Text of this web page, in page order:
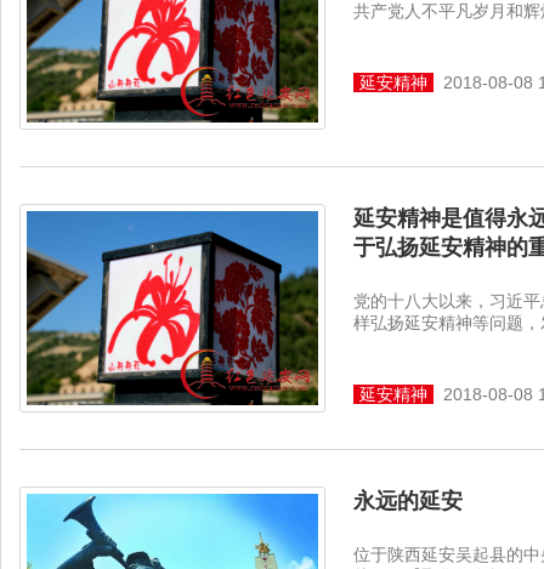
共产党人不平凡岁月和
延安精神 2018-08-08
延安精神是值得永
于弘扬延安精神的
党的十八大以来，习近
样弘扬延安精神等问题
延安精神 2018-08-08
永远的延安
位于陕西延安吴起县的